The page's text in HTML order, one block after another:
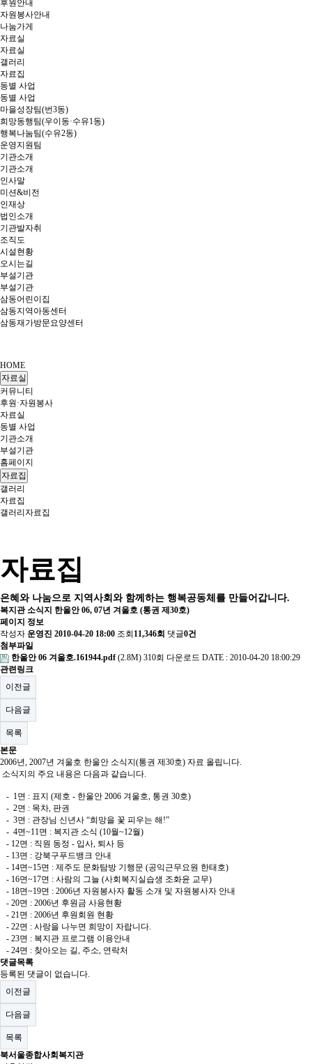
후원안내
자원봉사안내
나눔가게
자료실
자료실
갤러리
자료집
동별 사업
동별 사업
마을성장팀(번3동)
희망동행팀(우이동·수유1동)
행복나눔팀(수유2동)
운영지원팀
기관소개
기관소개
인사말
미션&비전
인재상
법인소개
기관발자취
조직도
시설현황
오시는길
부설기관
부설기관
삼동어린이집
삼동지역아동센터
삼동재가방문요양센터
HOME
자료실
커뮤니티
후원·자원봉사
자료실
동별 사업
기관소개
부설기관
홈페이지
자료집
갤러리
자료집
갤러리 자료집
자료집
은혜와 나눔으로 지역사회와 함께하는 행복공동체를 만들어갑니다.
복지관 소식지 한울안 06, 07년 겨울호 (통권 제30호)
페이지 정보
작성자 운영진 2010-04-20 18:00 조회 11,346회 댓글0건
첨부파일
한울안 06 겨울호.161944.pdf(2.8M) 310회 다운로드 DATE : 2010-04-20 18:00:29
관련링크
이전글
다음글
목록
본문
2006년, 2007년 겨울호 한울안 소식지(통권 제30호) 자료 올립니다.
소식지의 주요 내용은 다음과 같습니다.
- 1면 : 표지 (제호 - 한울안 2006 겨울호, 통권 30호)
- 2면 : 목차, 판권
- 3면 : 관장님 신년사 “희망을 꽃 피우는 해!”
- 4면~11면 : 복지관 소식 (10월~12월)
- 12면 : 직원 동정 - 입사, 퇴사 등
- 13면 : 강북구푸드뱅크 안내
- 14면~15면 : 제주도 문화탐방 기행문 (공익근무요원 한태호)
- 16면~17면 : 사람의 그늘 (사회복지실습생 조화윤 교무)
- 18면~19면 : 2006년 자원봉사자 활동 소개 및 자원봉사자 안내
- 20면 : 2006년 후원금 사용현황
- 21면 : 2006년 후원회원 현황
- 22면 : 사랑을 나누면 희망이 자랍니다.
- 23면 : 복지관 프로그램 이용안내
- 24면 : 찾아오는 길, 주소, 연락처
댓글목록
등록된 댓글이 없습니다.
이전글
다음글
목록
북서울종합사회복지관